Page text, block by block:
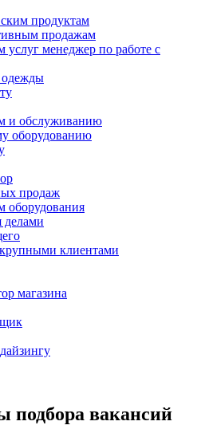
продуктам
продажам
менеджер по работе с
одежды
и обслуживанию
оборудованию
продаж
оборудования
делами
клиентами
магазина
вакансий